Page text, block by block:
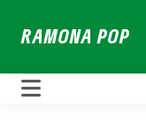
zumRAMONA POP